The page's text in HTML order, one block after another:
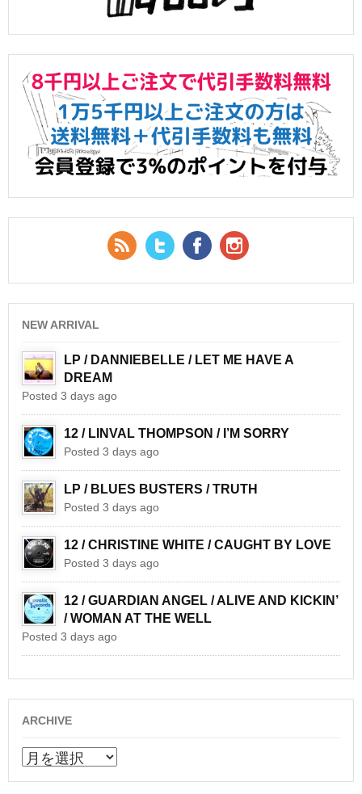
RSS Feed
Twitter Facebook
NEW ARRIVAL
LP / DANNIEBELLE / LET ME HAVE A
DREAM
Posted 3 days ago
12 / LINVAL THOMPSON / I’M SORRY
Posted 3 days ago
LP / BLUES BUSTERS / TRUTH
Posted 3 days ago
12 / CHRISTINE WHITE / CAUGHT BY LOVE
Posted 3 days ago
12 / GUARDIAN ANGEL / ALIVE AND KICKIN’
/ WOMAN AT THE WELL
Posted 3 days ago
ARCHIVE
ARCHIVE